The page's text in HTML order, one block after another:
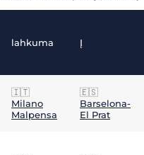
lahkuma Į
🇮🇹
Milano
Malpensa
🇪🇸
Barselona-
El Prat